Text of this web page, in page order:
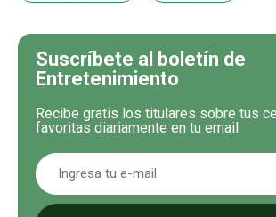
Suscríbete al boletín de
Entretenimiento
Recibe gratis los titulares sobre tus
favoritas diariamente en tu email